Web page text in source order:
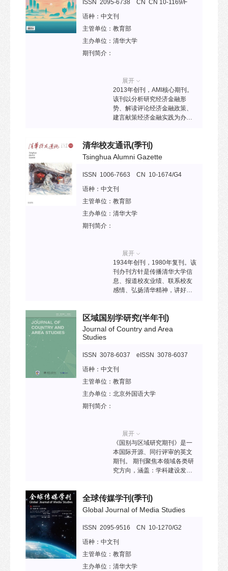
ISSN 2095-6738 CN CN 10-1169/F
语种： 中文刊
主管单位： 教育部
主办单位： 清华大学
期刊简介：
展开
2013年创刊，AMI核心期刊。
该刊以分析研究经济金融形
势、解读评论经济金融政策、
建言献策经济金融实践为办刊
金融机构等经济组织的决策者
提供咨询服务，为经济金融类
教学研究者搭建交流平台。
清华校友通讯(季刊)
Tsinghua Alumni Gazette
ISSN 1006-7663 CN 10-1674/G4
语种： 中文刊
主管单位： 教育部
主办单位： 清华大学
期刊简介：
展开
1934年创刊，1980年复刊。该
刊办刊方针是传播清华大学信
息、报道校友业绩、联系校友
感情、弘扬清华精神，讲好清
区域国别学研究(半年刊)
Journal of Country and Area
Studies
ISSN 3078-6037 eISSN 3078-6037
语种： 中文刊
主管单位： 教育部
主办单位： 北京外国语大学
期刊简介：
展开
《国别与区域研究期刊》是一
本国际开源、同行评审的英文
期刊。 期刊聚焦本领域各类研
究方向，涵盖：学科建设发
究教育、国别与区域研究与传
统学科的关联、实证研究及案
究视角，开展中国研究、全球
国际传播等相关议题的学术探
讨，热忱欢迎海内外学者踊跃
投稿。
全球传媒学刊 (季刊)
Global Journal of Media Studies
ISSN 2095-9516 CN 10-1270/G2
语种： 中文刊
主管单位： 教育部
主办单位： 清华大学